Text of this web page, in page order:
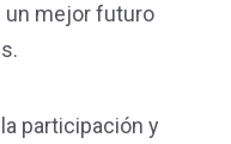
un mejor futuro
participación y